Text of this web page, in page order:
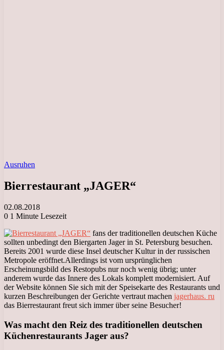
Ausruhen
Bierrestaurant „JAGER“
02.08.2018
0 1 Minute Lesezeit
fans der traditionellen deutschen Küche
sollten unbedingt den Biergarten Jager in St. Petersburg besuchen.
Bereits 2001 wurde diese Insel deutscher Kultur in der russischen
Metropole eröffnet.Allerdings ist vom ursprünglichen
Erscheinungsbild des Restopubs nur noch wenig übrig; unter
anderem wurde das Innere des Lokals komplett modernisiert. Auf
der Website können Sie sich mit der Speisekarte des Restaurants und
kurzen Beschreibungen der Gerichte vertraut machen jagerhaus. ru
das Bierrestaurant freut sich immer über seine Besucher!
Was macht den Reiz des traditionellen deutschen
Küchenrestaurants Jager aus?